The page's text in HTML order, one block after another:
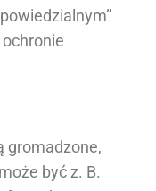
gromadzone,
być z. B.